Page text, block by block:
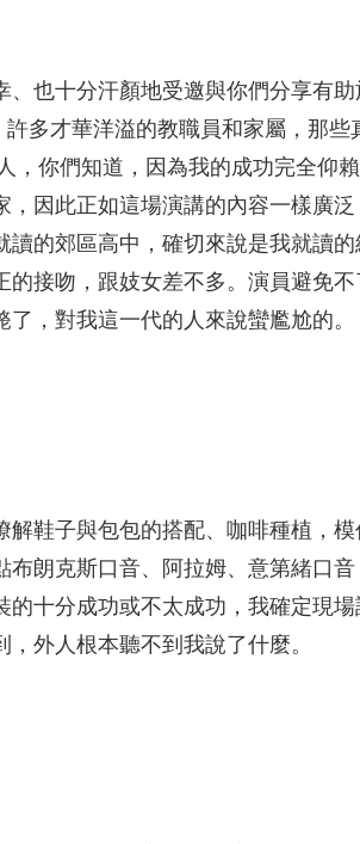
也十分汗顏地受邀與你們分享有
多才華洋溢的教職員和家屬，那
，你們知道，因為我的成功完全仰
因此正如這場演講的內容一樣廣
的郊區高中，確切來說是我就讀
接吻，跟妓女差不多。演員避免
，對我這一代的人來說蠻尷尬的。
鞋子與包包的搭配、咖啡種植，
朗克斯口音、阿拉姆、意第緒口
十分成功或不太成功，我確定現
外人根本聽不到我說了什麼。